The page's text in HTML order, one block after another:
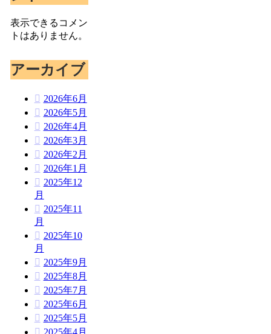
表示できるコメン
トはありません。
アーカイブ
2026年6月
2026年5月
2026年4月
2026年3月
2026年2月
2026年1月
2025年12
月
2025年11
月
2025年10
月
2025年9月
2025年8月
2025年7月
2025年6月
2025年5月
2025年4月